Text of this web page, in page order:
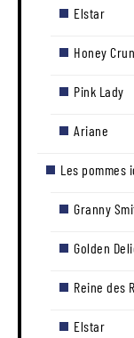
Elstar
Honey
Pink Lady
Ariane
Les pommes
Granny
Golden
Reine des
Elstar